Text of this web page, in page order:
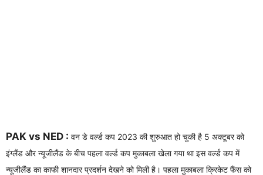
PAK vs NED : वन डे वर्ल्ड कप 2023 की शुरुआत हो चुकी है 5 अक्टूबर को
इंग्लैंड और न्यूजीलैंड के बीच पहला वर्ल्ड कप मुकाबला खेला गया था इस वर्ल्ड कप में
न्यूजीलैंड का काफी शानदार प्रदर्शन देखने को मिली है। पहला मुकाबला क्रिकेट फैंस को